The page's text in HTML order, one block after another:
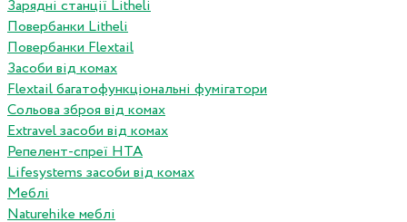
Зарядні станції Litheli
Повербанки Litheli
Повербанки Flextail
Засоби від комах
Flextail багатофункціональні фумігатори
Сольова зброя від комах
Extravel засоби від комах
Репелент-спреї HTA
Lifesystems засоби від комах
Меблі
Naturehike меблі